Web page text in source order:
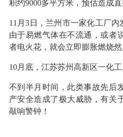
积约9000多平方米，预估造成直
11月3日，兰州市一家化工厂内
由于易燃气体在不流通，或者
者电火花，就会立即膨胀燃烧然
10月底，江苏苏州高新区一化
不到半月时间，此类事故先后
产安全造成了极大威胁，有关
敲响警钟！